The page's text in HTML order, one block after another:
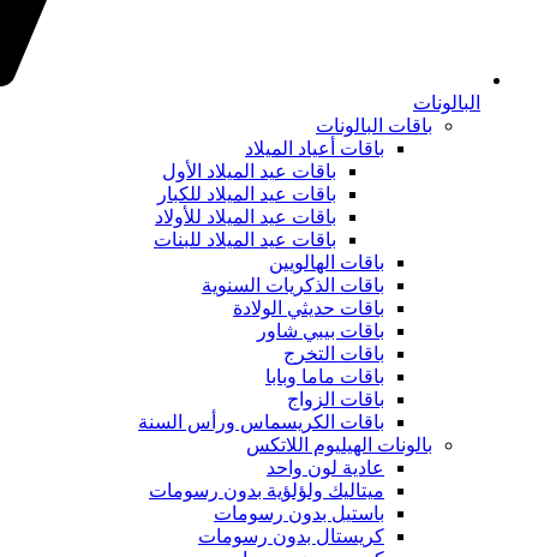
البالونات
باقات البالونات
باقات أعياد الميلاد
باقات عيد الميلاد الأول
باقات عيد الميلاد للكبار
باقات عيد الميلاد للأولاد
باقات عيد الميلاد للبنات
باقات الهالويين
باقات الذكريات السنوية
باقات حديثي الولادة
باقات بيبي شاور
باقات التخرج
باقات ماما وبابا
باقات الزواج
باقات الكريسماس ورأس السنة
بالونات الهيليوم اللاتكس
عادية لون واحد
ميتاليك ولؤلؤية بدون رسومات
باستيل بدون رسومات
كريستال بدون رسومات